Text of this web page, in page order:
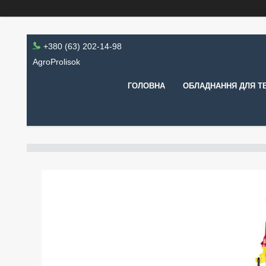
+380 (63) 202-14-98
AgroProlisok
ГОЛОВНА ОБЛАДНАННЯ ДЛЯ